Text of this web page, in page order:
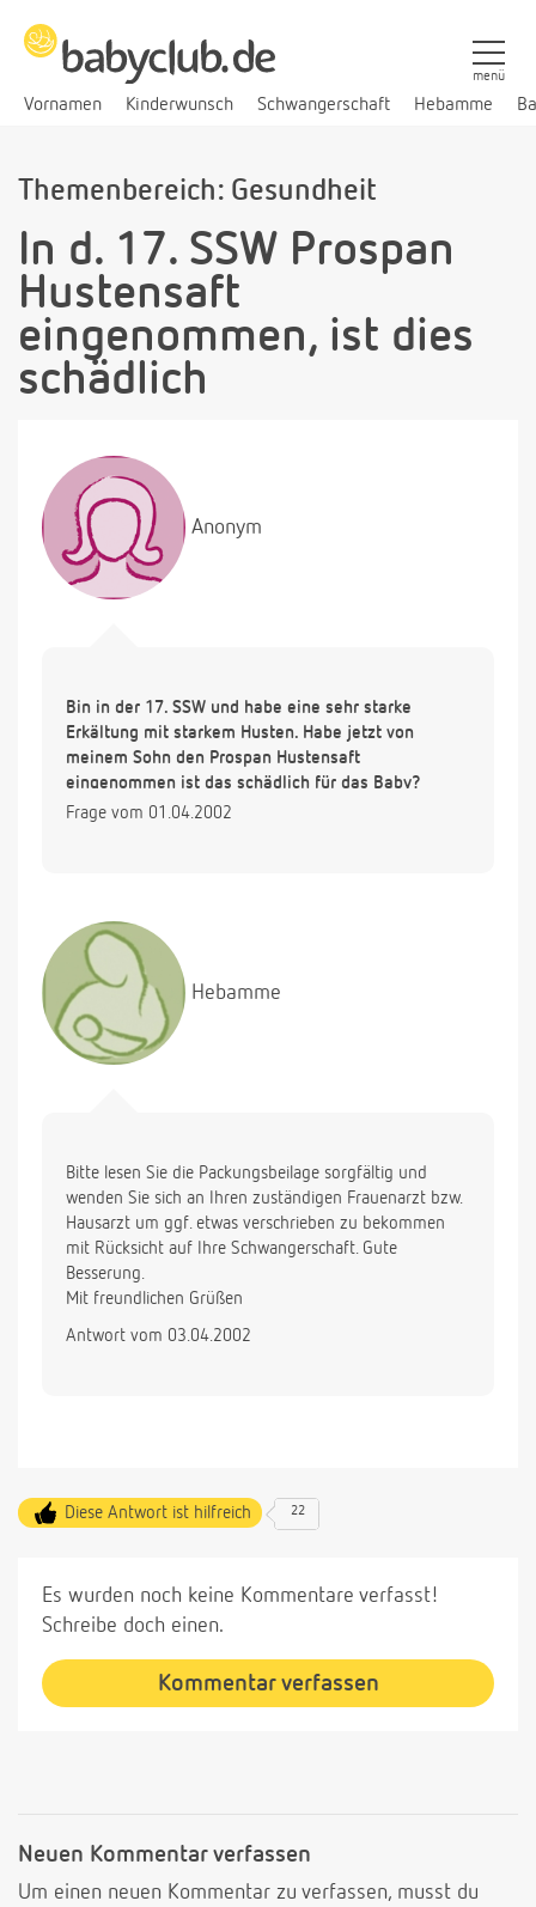
Vornamen Kinderwunsch Schwangerschaft Hebamme
menü
Themenbereich: Gesundheit
In d. 17. SSW Prospan
Hustensaft
eingenommen, ist dies
schädlich
Anonym
Bin in der 17. SSW und habe eine sehr starke
Erkältung mit starkem Husten. Habe jetzt von
meinem Sohn den Prospan Hustensaft
eingenommen ist das schädlich für das Baby?
Frage vom 01.04.2002
Hebamme
Bitte lesen Sie die Packungsbeilage sorgfältig und
wenden Sie sich an Ihren zuständigen Frauenarzt bzw.
Hausarzt um ggf. etwas verschrieben zu bekommen
mit Rücksicht auf Ihre Schwangerschaft. Gute
Besserung.
Mit freundlichen Grüßen
Antwort vom 03.04.2002
Diese Antwort ist hilfreich 22
Es wurden noch keine Kommentare verfasst!
Schreibe doch einen.
Kommentar verfassen
Neuen Kommentar verfassen
Um einen neuen Kommentar zu verfassen, musst du